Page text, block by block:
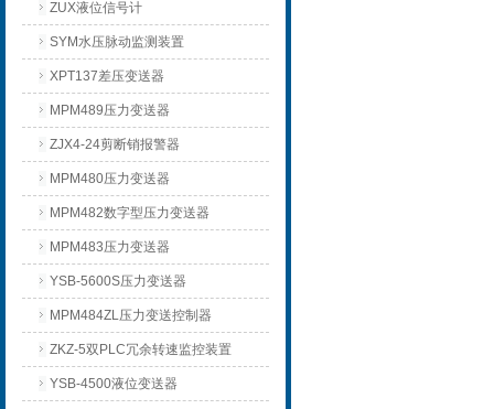
ZUX液位信号计
SYM水压脉动监测装置
XPT137差压变送器
MPM489压力变送器
ZJX4-24剪断销报警器
MPM480压力变送器
MPM482数字型压力变送器
MPM483压力变送器
YSB-5600S压力变送器
MPM484ZL压力变送控制器
ZKZ-5双PLC冗余转速监控装置
YSB-4500液位变送器